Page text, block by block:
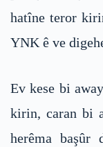
hatîne teror
YNK ê ve
Ev kese bi
kirin, caran bi
herêma